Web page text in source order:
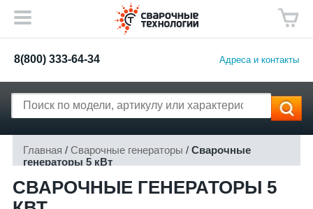
8(800) 333-64-34 Адреса и контакты
Главная / Сварочные генераторы / Сварочные
генераторы 5 кВт
СВАРОЧНЫЕ ГЕНЕРАТОРЫ 5